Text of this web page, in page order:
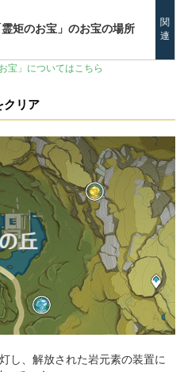
矩のお宝」のお宝の場所
関
連
宝」についてはこちら
リア
し、解放された岩元素の装置に